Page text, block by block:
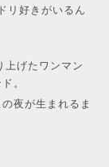
リ好きがいるん
上げたワンマン
。
夜が生まれるま